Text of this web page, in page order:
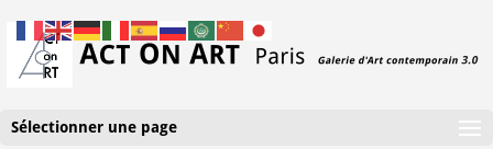
Sélectionner une page